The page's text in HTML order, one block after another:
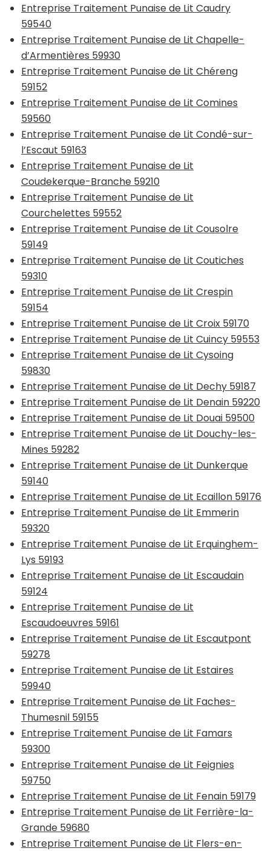
Entreprise Traitement Punaise de Lit Caudry
59540
Entreprise Traitement Punaise de Lit Chapelle-
d’Armentières 59930
Entreprise Traitement Punaise de Lit Chéreng
59152
Entreprise Traitement Punaise de Lit Comines
59560
Entreprise Traitement Punaise de Lit Condé-sur-
l’Escaut 59163
Entreprise Traitement Punaise de Lit
Coudekerque-Branche 59210
Entreprise Traitement Punaise de Lit
Courchelettes 59552
Entreprise Traitement Punaise de Lit Cousolre
59149
Entreprise Traitement Punaise de Lit Coutiches
59310
Entreprise Traitement Punaise de Lit Crespin
59154
Entreprise Traitement Punaise de Lit Croix 59170
Entreprise Traitement Punaise de Lit Cuincy 59553
Entreprise Traitement Punaise de Lit Cysoing
59830
Entreprise Traitement Punaise de Lit Dechy 59187
Entreprise Traitement Punaise de Lit Denain 59220
Entreprise Traitement Punaise de Lit Douai 59500
Entreprise Traitement Punaise de Lit Douchy-les-
Mines 59282
Entreprise Traitement Punaise de Lit Dunkerque
59140
Entreprise Traitement Punaise de Lit Ecaillon 59176
Entreprise Traitement Punaise de Lit Emmerin
59320
Entreprise Traitement Punaise de Lit Erquinghem-
Lys 59193
Entreprise Traitement Punaise de Lit Escaudain
59124
Entreprise Traitement Punaise de Lit
Escaudoeuvres 59161
Entreprise Traitement Punaise de Lit Escautpont
59278
Entreprise Traitement Punaise de Lit Estaires
59940
Entreprise Traitement Punaise de Lit Faches-
Thumesnil 59155
Entreprise Traitement Punaise de Lit Famars
59300
Entreprise Traitement Punaise de Lit Feignies
59750
Entreprise Traitement Punaise de Lit Fenain 59179
Entreprise Traitement Punaise de Lit Ferrière-la-
Grande 59680
Entreprise Traitement Punaise de Lit Flers-en-